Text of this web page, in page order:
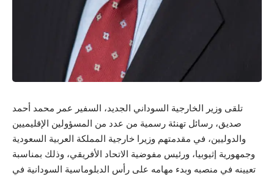
تلقى وزير الخارجية السوداني الجديد، السفير عمر محمد أحمد
صديق، رسائل تهنئة رسمية من عدد من المسؤولين الإقليميين
والدوليين، في مقدمتهم وزيرا خارجية المملكة العربية السعودية
وجمهورية إثيوبيا، ورئيس مفوضية الاتحاد الأفريقي، وذلك بمناسبة
تعيينه في منصبه وبدء مهامه على رأس الدبلوماسية السودانية في